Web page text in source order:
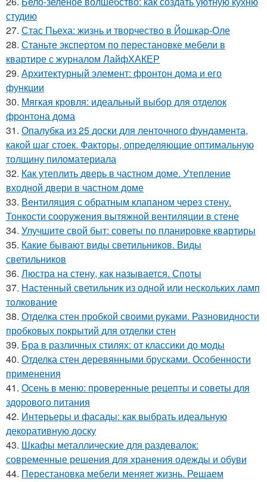
студию
27. Стас Пьеха: жизнь и творчество в Йошкар-Оле
28. Станьте экспертом по перестановке мебели в
квартире с журналом ЛайфХАКЕР
29. Архитектурный элемент: фронтон дома и его
функции
30. Мягкая кровля: идеальный выбор для отделок
фронтона дома
31. Опалубка из 25 доски для ленточного фундамента,
какой шаг стоек. Факторы, определяющие оптимальную
толщину пиломатериала
32. Как утеплить дверь в частном доме. Утепление
входной двери в частном доме
33. Вентиляция с обратным клапаном через стену.
Тонкости сооружения вытяжной вентиляции в стене
34. Улучшите свой быт: советы по планировке квартиры
35. Какие бывают виды светильников. Виды
светильников
36. Люстра на стену, как называется. Споты
37. Настенный светильник из одной или нескольких ламп
толкование
38. Отделка стен пробкой своими руками. Разновидности
пробковых покрытий для отделки стен
39. Бра в различных стилях: от классики до моды
40. Отделка стен деревянными брусками. Особенности
применения
41. Осень в меню: проверенные рецепты и советы для
здорового питания
42. Интерьеры и фасады: как выбрать идеальную
декоративную доску
43. Шкафы металлические для раздевалок:
современные решения для хранения одежды и обуви
44. Перестановка мебели меняет жизнь. Решаем